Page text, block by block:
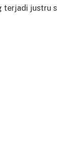
justru